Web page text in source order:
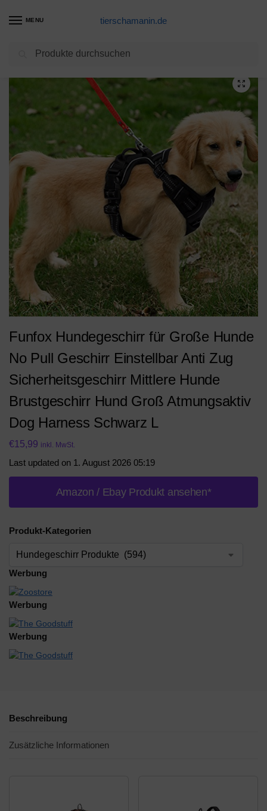
MENU tierschamanin.de
Hundegeschirr Produkte / Funfox Hundegeschirr für Große Hunde No Pull Geschirr Einstellbar Anti Zug Sicherheitsgeschirr Mittlere Hunde Brustgeschirr Hund Groß Atmungsaktiv Dog Harness Schwarz L
Funfox Hundegeschirr für Große Hunde
No Pull Geschirr Einstellbar Anti Zug
Sicherheitsgeschirr Mittlere Hunde
Brustgeschirr Hund Groß Atmungsaktiv
Dog Harness Schwarz L
€15,99 inkl. MwSt.
Last updated on 1. August 2026 05:19
Amazon / Ebay Produkt ansehen*
Produkt-Kategorien
Werbung
Werbung
Werbung
Beschreibung
Zusätzliche Informationen